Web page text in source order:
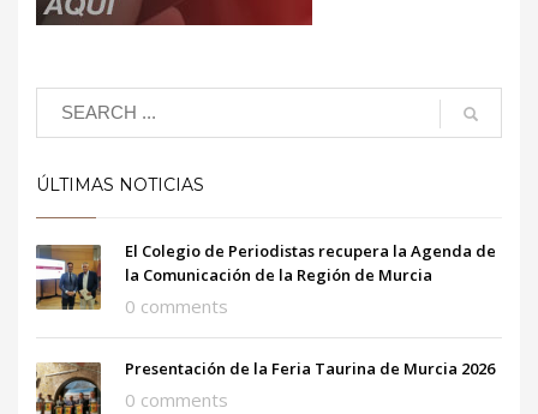
ÚLTIMAS NOTICIAS
El Colegio de Periodistas recupera la Agenda de
la Comunicación de la Región de Murcia
0 comments
Presentación de la Feria Taurina de Murcia 2026
0 comments